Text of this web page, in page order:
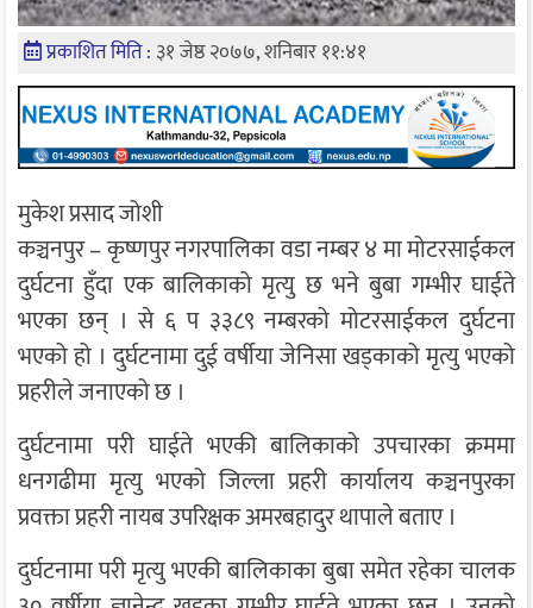
प्रकाशित मिति : ३१ जेष्ठ २०७७, शनिबार ११:४१
मुकेश प्रसाद जोशी
कञ्चनपुर – कृष्णपुर नगरपालिका वडा नम्बर ४ मा मोटरसाईकल
दुर्घटना हुँदा एक बालिकाको मृत्यु छ भने बुबा गम्भीर घाईते
भएका छन् । से ६ प ३३८९ नम्बरको मोटरसाईकल दुर्घटना
भएको हो । दुर्घटनामा दुई वर्षीया जेनिसा खड्काको मृत्यु भएको
प्रहरीले जनाएको छ ।
दुर्घटनामा परी घाईते भएकी बालिकाको उपचारका क्रममा
धनगढीमा मृत्यु भएको जिल्ला प्रहरी कार्यालय कञ्चनपुरका
प्रवक्ता प्रहरी नायब उपरिक्षक अमरबहादुर थापाले बताए ।
दुर्घटनामा परी मृत्यु भएकी बालिकाका बुबा समेत रहेका चालक